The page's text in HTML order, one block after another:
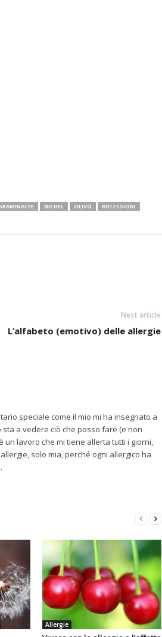
NICHEL OLIVO
RIFLESSIONI
Next article
L’alfabeto (emotivo) delle allergie
speciale come il mio mi ha insegnato a
sta a vedere ciò che posso fare (e non
un lavoro che mi tiene allerta tutti i giorni,
solo mia, perché ogni allergico ha
Allergie